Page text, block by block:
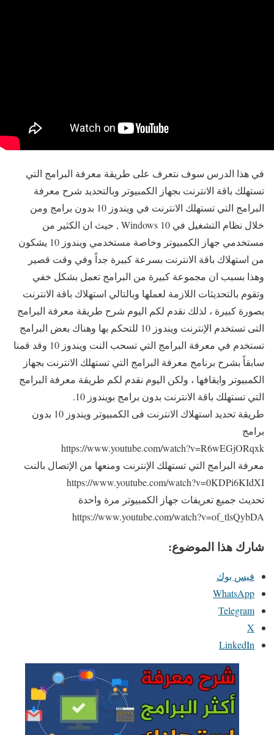
في هذا الدرس سوف نتعرف على طريقة معرفة البرامج التي
تستهلك باقة الانترنت بجهاز الكمبيوتر وبالتحديد شرح معرفة
البرامج التي تستهلك الانترنت في ويندوز 10 بدون برامج ومن
خلال نظام التشغيل في Windows 10 , حيث ان الكثير من
مستخدمي جهاز الكمبيوتر وخاصة مستخدمي ويندوز 10 يشكون
من استهلاك باقة الانترنت بسرعة كبيرة جداً وفي وقت قصير
وهذا بسبب ان مجموعة كبيرة من البرامج تعمل بشكل خفي
وتقوم بالتحديثات اللازمة لعملها وبالتالي استهلاك باقة الانترنت
بصورة كبيرة ، لذلك نقدم لكم اليوم شرح طريقة معرفة البرامج
التى تستخدم الإنترنت ويندوز 10 للتحكم بها وهناك بعض البرامج
تستخدم في معرفة البرامج التي تسحب النت ويندوز 10 وقد قمنا
سابقاً بشرح برنامج معرفة البرامج التي تستهلك الانترنت بجهاز
الكمبيوتر وايقافها ، ولكن اليوم نقدم لكم طريقة معرفة البرامج
التي تستهلك باقة الانترنت بدون برامج بويندوز 10.
طريقة تحديد استهلاك الانترنت فى الكمبيوتر ويندوز 10 بدون
برامج
https://www.youtube.com/watch?v=R6wEGjORqxk
معرفة البرامج التي تستهلك الإنترنت ومنعها من الإتصال بالنت
https://www.youtube.com/watch?v=0KDPi6KIdXI
تحديث جميع تعريفات جهاز الكمبيوتر مرة واحدة
https://www.youtube.com/watch?v=of_tlsQybDA
شارك هذا الموضوع:
فيس بوك
WhatsApp
Telegram
X
LinkedIn